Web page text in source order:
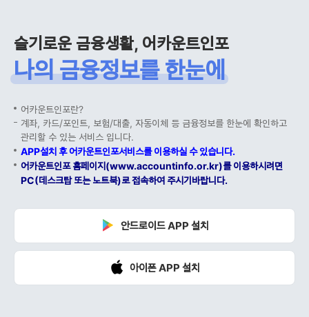
슬기로운 금융생활, 어카운트인포
나의 금융정보를 한눈에
어카운트인포란?
계좌, 카드/포인트, 보험/대출, 자동이체 등 금융정보를 한눈에 확인하고
관리할 수 있는 서비스 입니다.
APP설치 후 어카운트인포서비스를 이용하실 수 있습니다.
어카운트인포 홈페이지(www.accountinfo.or.kr)를 이용하시려면
PC(데스크탑 또는 노트북)로 접속하여 주시기바랍니다.
안드로이드 APP 설치
아이폰 APP 설치